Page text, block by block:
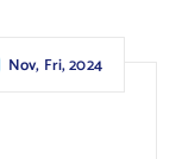
Nov, Fri, 2024